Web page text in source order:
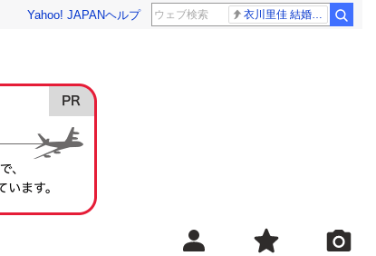
Yahoo! JAPANヘルプ 衣川里佳 結婚発表